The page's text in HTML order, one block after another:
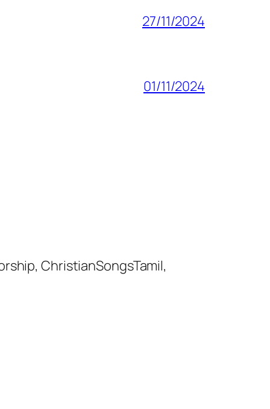
27/11/2024
01/11/2024
ChristianSongsTamil,